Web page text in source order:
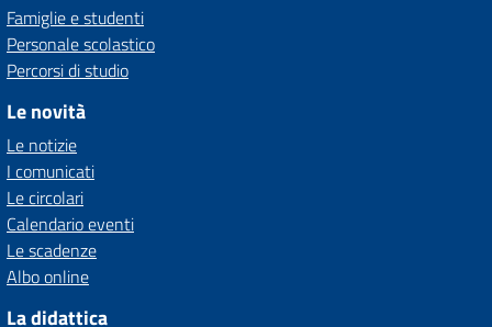
Famiglie e studenti
Personale scolastico
Percorsi di studio
Le novità
Le notizie
I comunicati
Le circolari
Calendario eventi
Le scadenze
Albo online
La didattica